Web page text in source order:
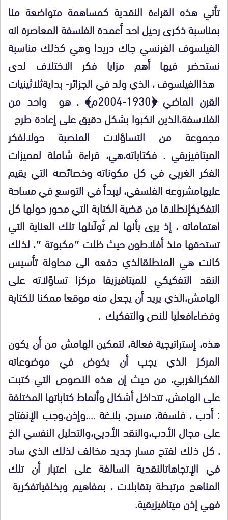
تأتي هذه القراءة النقدية كمساهمة متواضعة منا
بمناسبة ذكرى رحيل احد أعمدة الفلسفة المعاصرة انه
الفيلسوف الفرنسي جاك دريدا وهي كذلك مناسبة
نستحضر فيها أهم مزايا فكر الاختلاف لدى
هذاالفيلسوف ،الذي ولد في الجزائر- بدايةثلاثينيات
القرن الماضي ﴿1930-2004م﴾ . هو واحد من
الفلاسفة،الذين انكبوا بشكل دقيق على إعادة طرح
مجموعة من التساؤلات المنصبة حولالفكر
الميتافيزيقي . فكتاباته،هي، قراءة شاملة لمميزات
الفكر الغربي في كل مكوناته وخصائصه التي يقيم
عليهامشروعه الفلسفي،ليبدأ في التوسع في مساحة
التفكيكإنطلاقا من قضية الكتابة التي محور حولها كل
اهتماماته ، إذ يرى بأنها لم تُولَىلها تلك العناية التي
تستحقها منذ أفلاطون حيث ظلت ″مكبوتة ″، لذلك
كانت هي المنطلقالذي دفعه الى محاولة تأسيس
النقد التفكيكي للميتافيزيقا مركزا تساؤلاته على
الهامش،الذي يريد أن يجعل منه موقعا ممكنا للكتابة
وفضاءافعليا للنص والتفكيك .
هذه،إستراتيجية فعالة، لتمكين الهامش من أن يكون
المركز الذي يجب أن يخوض في موضوعاته
الفكرالغربي، من حيث إن هذه النصوص التي كتبت
على الهامش،تتداخل أشكال وأنماط كتاباتها المختلفة
: أدب ، فلسفة، مسرح، بلاغة ….وإذن،وجب الإنفتاح
على مجال الأدب،والنقد الأدبي،والتحليل النفسي الخ
. كل ذلك لفتح مسار جديد مخالف لذلك الذي ساد
في الإتجاهاتالنقدية السالفة على اعتبار أن تلك
المناهج مرتبطة بتقابلات ، بمفاهيم وبخلفياتفكرية
فهي إذن ميتافيزيقية.